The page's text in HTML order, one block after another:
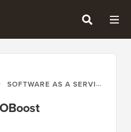
SOFTWARE AS A SERVICE (SAAS)